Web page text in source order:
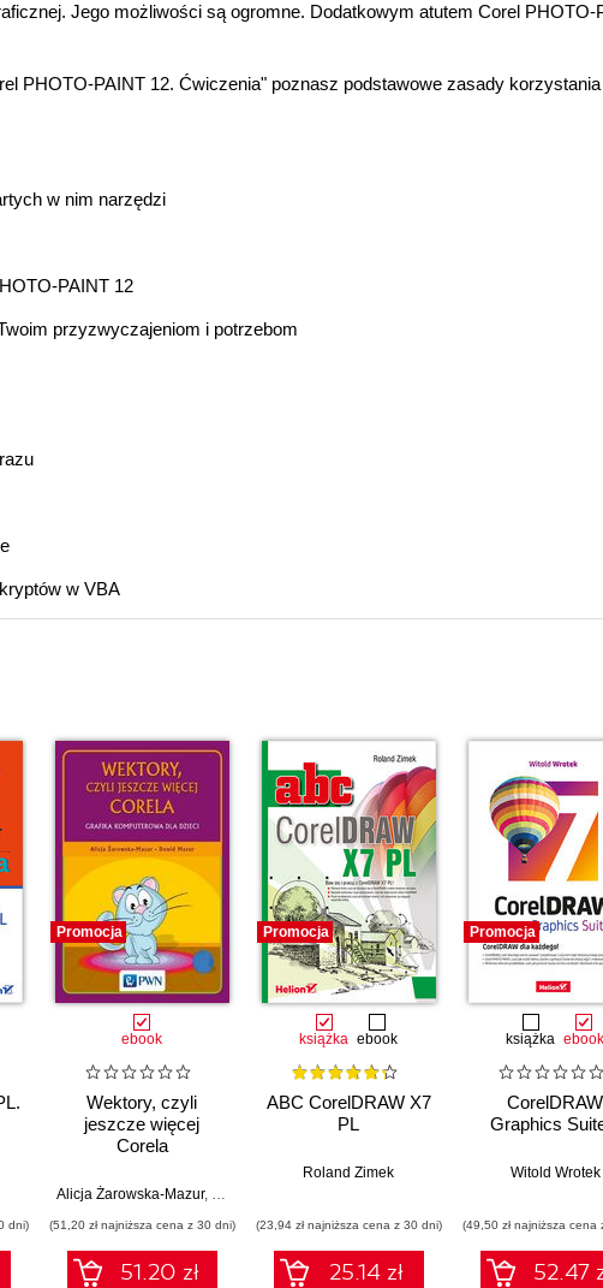
Jego możliwości są ogromne. Dodatkowym atutem Corel PHOTO-
PHOTO-PAINT 12. Ćwiczenia" poznasz podstawowe zasady
w nim narzędzi
PAINT 12
przyzwyczajeniom i potrzebom
w VBA
dni)
Promocja
ebook
Wektory, czyli
jeszcze więcej
Corela
Alicja Żarowska-Mazur, Dawid Mazur
(51,20 zł najniższa cena z 30 dni)
51.20 zł
Promocja
książka ebook
ABC CorelDRAW X7
PL
Roland Zimek
(23,94 zł najniższa cena z 30 dni)
25.14 zł
Promocja
książka ebook
CorelDRAW
Graphics
Witold Wrotek
(49,50 zł najniższa cena
52.47